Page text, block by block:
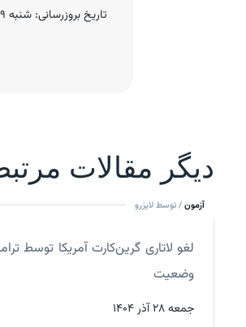
تاریخ بروزرسانی: شنبه 29 آذر 1404
دیگر مقالات
آزمون/ توسط لایزرو
لغو لاتاری گرین‌کارت آمریکا توسط
وضعیت
جمعه 28 آذر 1404